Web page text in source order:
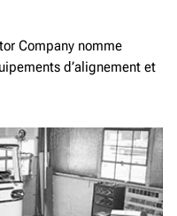
Company nomme
d’alignement et